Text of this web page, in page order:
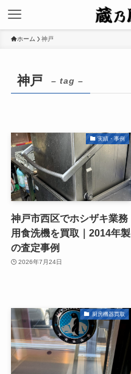
ホーム 神戸
神戸 – tag –
実績・事例
神戸市西区でホシザキ業務
用食洗機を買取｜2014年製
の査定事例
2026年7月24日
厨房機器買取